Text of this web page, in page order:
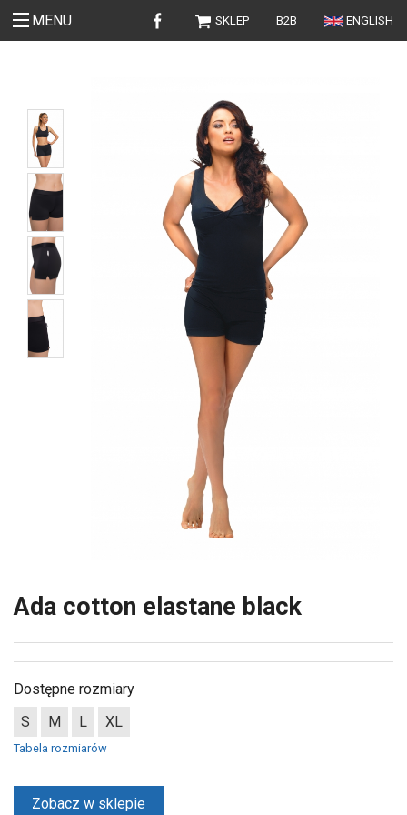
MENU SKLEP B2B ENGLISH
Ada cotton elastane black
Dostępne rozmiary
S
M L XL
Tabela rozmiarów
Zobacz w sklepie